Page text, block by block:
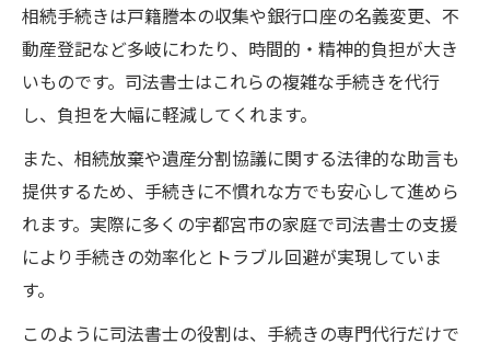
相続手続きは戸籍謄本の収集や銀行口座の名義変更、不
動産登記など多岐にわたり、時間的・精神的負担が大き
いものです。司法書士はこれらの複雑な手続きを代行
し、負担を大幅に軽減してくれます。
また、相続放棄や遺産分割協議に関する法律的な助言も
提供するため、手続きに不慣れな方でも安心して進めら
れます。実際に多くの宇都宮市の家庭で司法書士の支援
により手続きの効率化とトラブル回避が実現していま
す。
このように司法書士の役割は、手続きの専門代行だけで